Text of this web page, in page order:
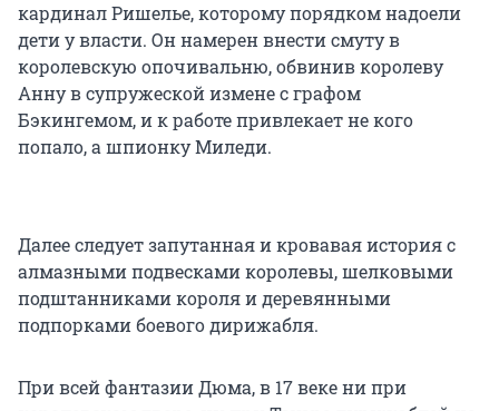
кардинал Ришелье, которому порядком надоели
дети у власти. Он намерен внести смуту в
королевскую опочивальню, обвинив королеву
Анну в супружеской измене с графом
Бэкингемом, и к работе привлекает не кого
попало, а шпионку Миледи.
Далее следует запутанная и кровавая история с
алмазными подвесками королевы, шелковыми
подштанниками короля и деревянными
подпорками боевого дирижабля.
При всей фантазии Дюма, в 17 веке ни при